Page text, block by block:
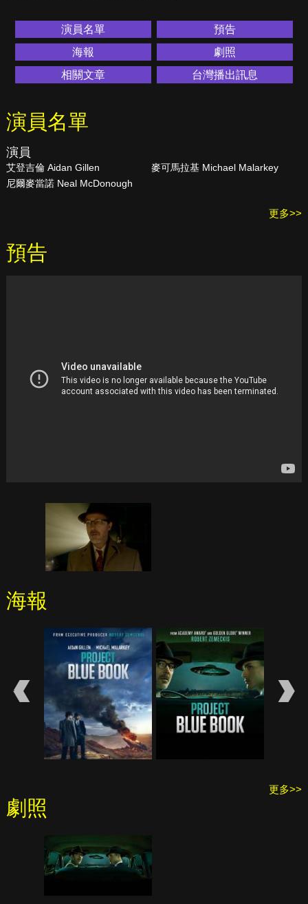
演員名單
預告
海報
劇照
相關文章
台灣播出訊息
演員名單
演員
艾登吉倫 Aidan Gillen
麥可馬拉基 Michael Malarkey
尼爾麥當諾 Neal McDonough
更多>>
預告
海報
更多>>
劇照